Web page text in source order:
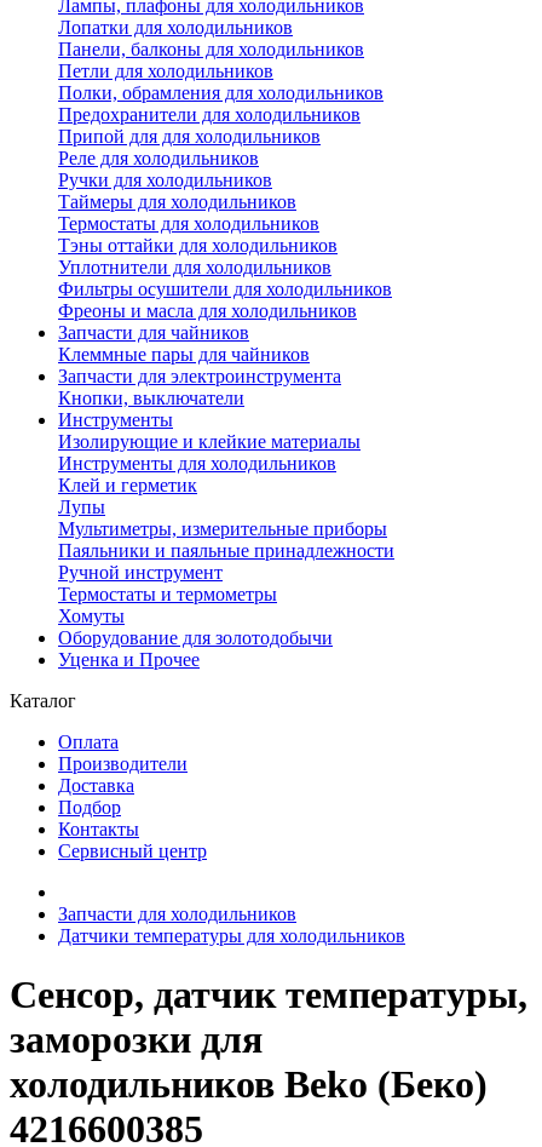
Лампы, плафоны для холодильников
Лопатки для холодильников
Панели, балконы для холодильников
Петли для холодильников
Полки, обрамления для холодильников
Предохранители для холодильников
Припой для для холодильников
Реле для холодильников
Ручки для холодильников
Таймеры для холодильников
Термостаты для холодильников
Тэны оттайки для холодильников
Уплотнители для холодильников
Фильтры осушители для холодильников
Фреоны и масла для холодильников
Запчасти для чайников
Клеммные пары для чайников
Запчасти для электроинструмента
Кнопки, выключатели
Инструменты
Изолирующие и клейкие материалы
Инструменты для холодильников
Клей и герметик
Лупы
Мультиметры, измерительные приборы
Паяльники и паяльные принадлежности
Ручной инструмент
Термостаты и термометры
Хомуты
Оборудование для золотодобычи
Уценка и Прочее
Каталог
Оплата
Производители
Доставка
Подбор
Контакты
Сервисный центр
Запчасти для холодильников
Датчики температуры для холодильников
Сенсор, датчик температуры,
заморозки для
холодильников Beko (Беко)
4216600385